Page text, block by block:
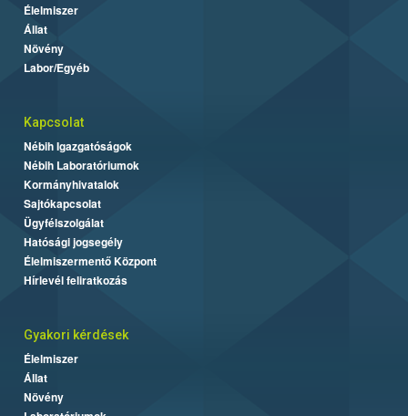
Élelmiszer
Állat
Növény
Labor/Egyéb
Kapcsolat
Nébih Igazgatóságok
Nébih Laboratóriumok
Kormányhivatalok
Sajtókapcsolat
Ügyfélszolgálat
Hatósági jogsegély
Élelmiszermentő Központ
Hírlevél feliratkozás
Gyakori kérdések
Élelmiszer
Állat
Növény